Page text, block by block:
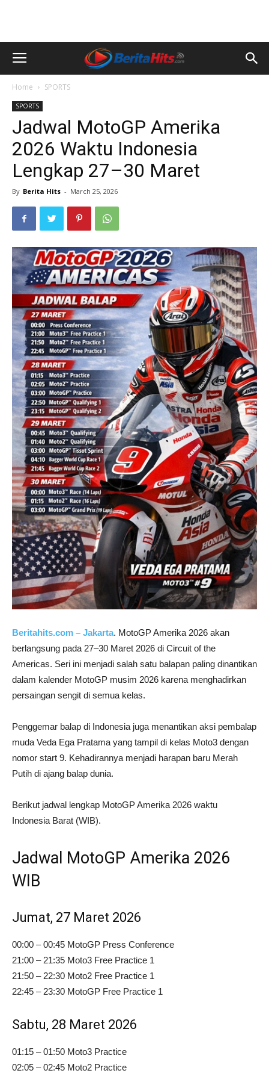
Home SPORTS
SPORTS
Jadwal MotoGP Amerika
2026 Waktu Indonesia
Lengkap 27–30 Maret
By Berita Hits - March 25, 2026
Beritahits.com – Jakarta. MotoGP Amerika 2026 akan
berlangsung pada 27–30 Maret 2026 di Circuit of the
Americas. Seri ini menjadi salah satu balapan paling dinantikan
dalam kalender MotoGP musim 2026 karena menghadirkan
persaingan sengit di semua kelas.
Penggemar balap di Indonesia juga menantikan aksi pembalap
muda Veda Ega Pratama yang tampil di kelas Moto3 dengan
nomor start 9. Kehadirannya menjadi harapan baru Merah
Putih di ajang balap dunia.
Berikut jadwal lengkap MotoGP Amerika 2026 waktu
Indonesia Barat (WIB).
Jadwal MotoGP Amerika 2026
WIB
Jumat, 27 Maret 2026
00:00 – 00:45 MotoGP Press Conference
21:00 – 21:35 Moto3 Free Practice 1
21:50 – 22:30 Moto2 Free Practice 1
22:45 – 23:30 MotoGP Free Practice 1
Sabtu, 28 Maret 2026
01:15 – 01:50 Moto3 Practice
02:05 – 02:45 Moto2 Practice